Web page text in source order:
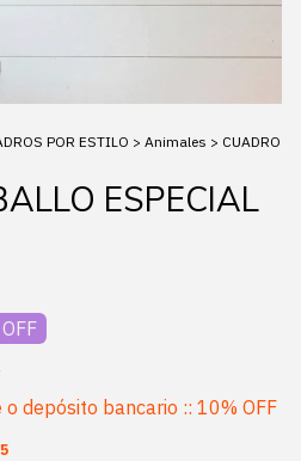
POR ESTILO > Animales > CUADRO
ESPECIAL
o depósito bancario :: 10% OFF